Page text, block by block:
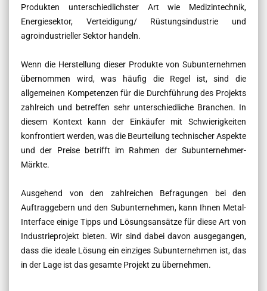
Produkten unterschiedlichster Art wie Medizintechnik,
Energiesektor, Verteidigung/ Rüstungsindustrie und
agroindustrieller Sektor handeln.
Wenn die Herstellung dieser Produkte von Subunternehmen
übernommen wird, was häufig die Regel ist, sind die
allgemeinen Kompetenzen für die Durchführung des Projekts
zahlreich und betreffen sehr unterschiedliche Branchen. In
diesem Kontext kann der Einkäufer mit Schwierigkeiten
konfrontiert werden, was die Beurteilung technischer Aspekte
und der Preise betrifft im Rahmen der Subunternehmer-
Märkte.
Ausgehend von den zahlreichen Befragungen bei den
Auftraggebern und den Subunternehmen, kann Ihnen Metal-
Interface einige Tipps und Lösungsansätze für diese Art von
Industrieprojekt bieten. Wir sind dabei davon ausgegangen,
dass die ideale Lösung ein einziges Subunternehmen ist, das
in der Lage ist das gesamte Projekt zu übernehmen.